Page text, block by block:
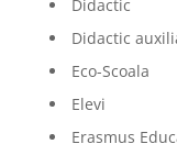
Didactic
Didactic
Eco-Scoala
Elevi
Erasmus